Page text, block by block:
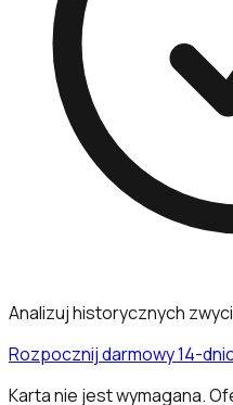
Analizuj historycznych
Rozpocznij darmowy 14-
Karta nie jest wymagana.